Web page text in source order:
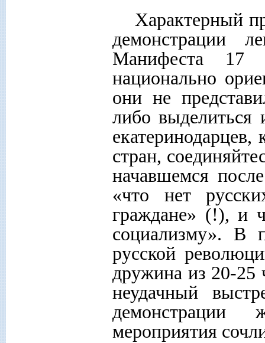
Характерный
демонстрации
Манифеста 17
национально
они не
либо выделиться
стран,
начавшемся
«что нет
граждане» (!), и
социализму». В
русской
дружина из 20-25
неудачный
демонстрации
мероприятия